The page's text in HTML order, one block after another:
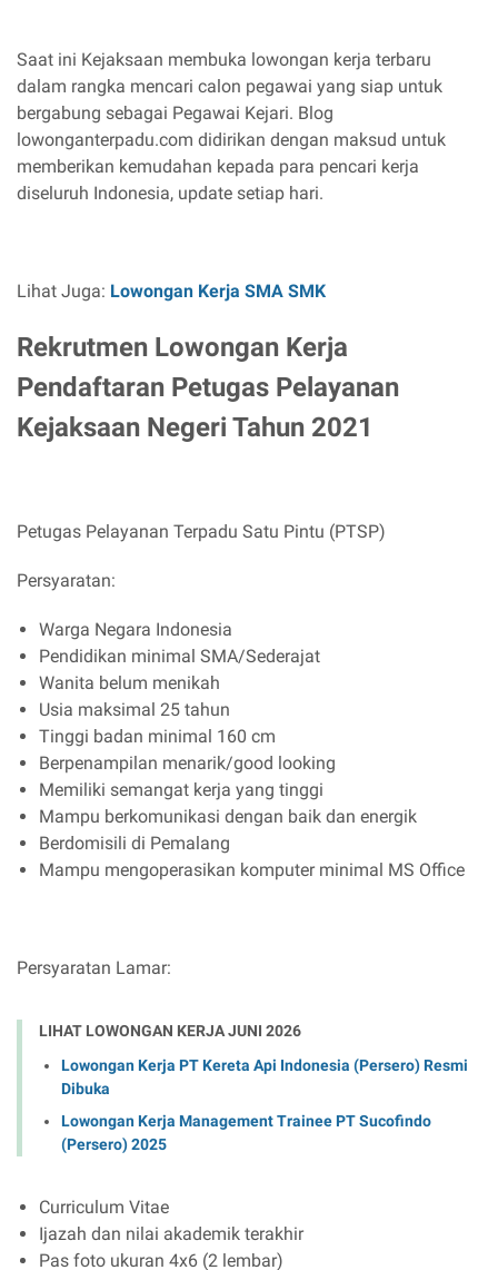
Saat ini Kejaksaan membuka lowongan kerja terbaru
dalam rangka mencari calon pegawai yang siap untuk
bergabung sebagai Pegawai Kejari. Blog
lowonganterpadu.com didirikan dengan maksud untuk
memberikan kemudahan kepada para pencari kerja
diseluruh Indonesia, update setiap hari.
Lihat Juga: Lowongan Kerja SMA SMK
Rekrutmen Lowongan Kerja
Pendaftaran Petugas Pelayanan
Kejaksaan Negeri Tahun 2021
Petugas Pelayanan Terpadu Satu Pintu (PTSP)
Persyaratan:
Warga Negara Indonesia
Pendidikan minimal SMA/Sederajat
Wanita belum menikah
Usia maksimal 25 tahun
Tinggi badan minimal 160 cm
Berpenampilan menarik/good looking
Memiliki semangat kerja yang tinggi
Mampu berkomunikasi dengan baik dan energik
Berdomisili di Pemalang
Mampu mengoperasikan komputer minimal MS Office
Persyaratan Lamar:
LIHAT LOWONGAN KERJA JUNI 2026
Lowongan Kerja PT Kereta Api Indonesia (Persero) Resmi
Dibuka
Lowongan Kerja Management Trainee PT Sucofindo
(Persero) 2025
Curriculum Vitae
Ijazah dan nilai akademik terakhir
Pas foto ukuran 4x6 (2 lembar)